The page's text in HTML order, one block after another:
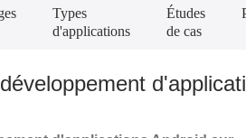
Types
d'applications
Études
de cas